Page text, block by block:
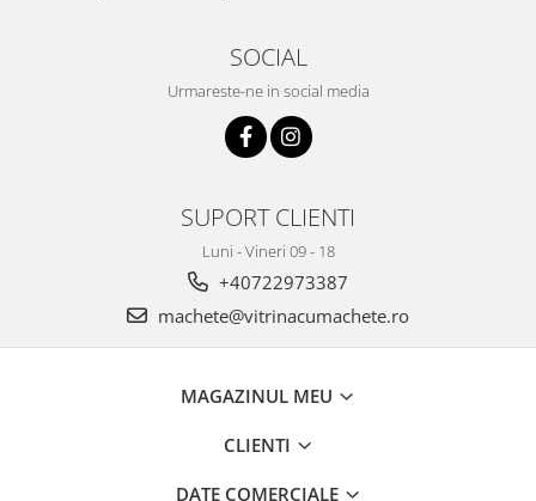
SOCIAL
Urmareste-ne in social media
SUPORT CLIENTI
Luni - Vineri 09 - 18
+40722973387
machete@vitrinacumachete.ro
MAGAZINUL MEU
CLIENTI
DATE COMERCIALE